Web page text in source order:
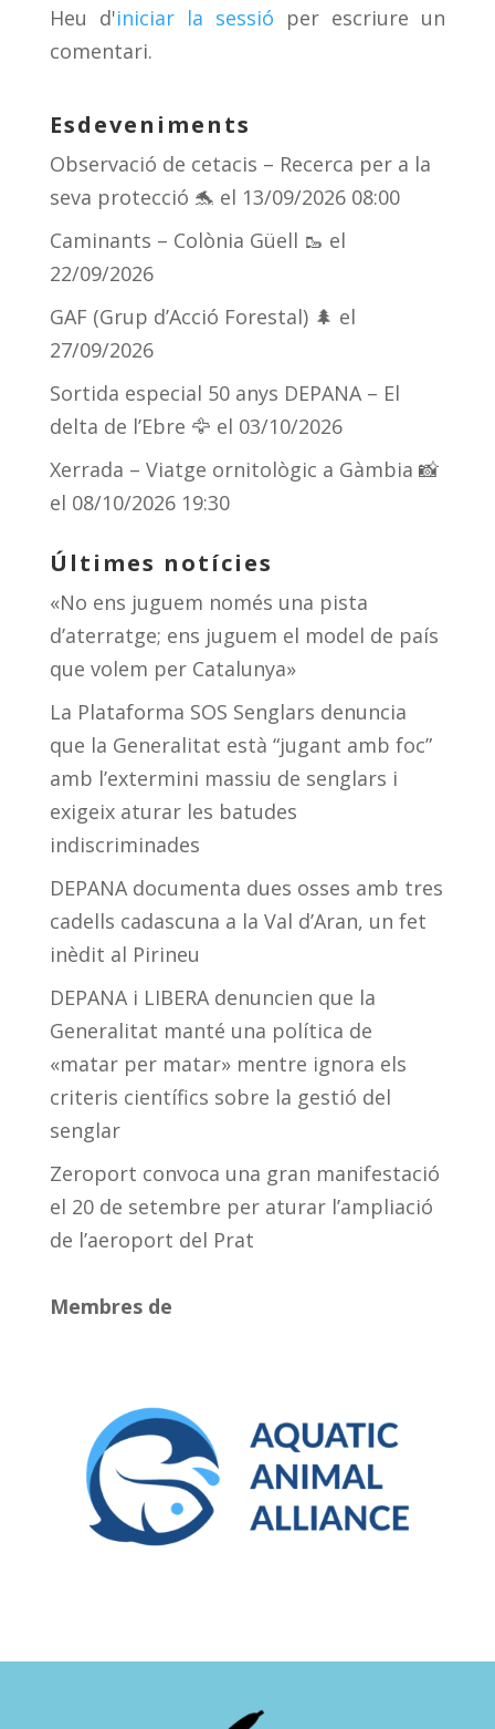
ix
Heu d'iniciar la sessió per escriure un
comentari.
Esdeveniments
Observació de cetacis – Recerca per a la
seva protecció 🐬 el 13/09/2026 08:00
Caminants – Colònia Güell 🥾 el
22/09/2026
GAF (Grup d’Acció Forestal) 🌲 el
27/09/2026
Sortida especial 50 anys DEPANA – El
delta de l’Ebre 🦅 el 03/10/2026
Xerrada – Viatge ornitològic a Gàmbia 📸
el 08/10/2026 19:30
Últimes notícies
«No ens juguem només una pista
d’aterratge; ens juguem el model de país
que volem per Catalunya»
La Plataforma SOS Senglars denuncia
que la Generalitat està “jugant amb foc”
amb l’extermini massiu de senglars i
exigeix aturar les batudes
indiscriminades
DEPANA documenta dues osses amb tres
cadells cadascuna a la Val d’Aran, un fet
inèdit al Pirineu
DEPANA i LIBERA denuncien que la
Generalitat manté una política de
«matar per matar» mentre ignora els
criteris científics sobre la gestió del
senglar
Zeroport convoca una gran manifestació
el 20 de setembre per aturar l’ampliació
de l’aeroport del Prat
Membres de